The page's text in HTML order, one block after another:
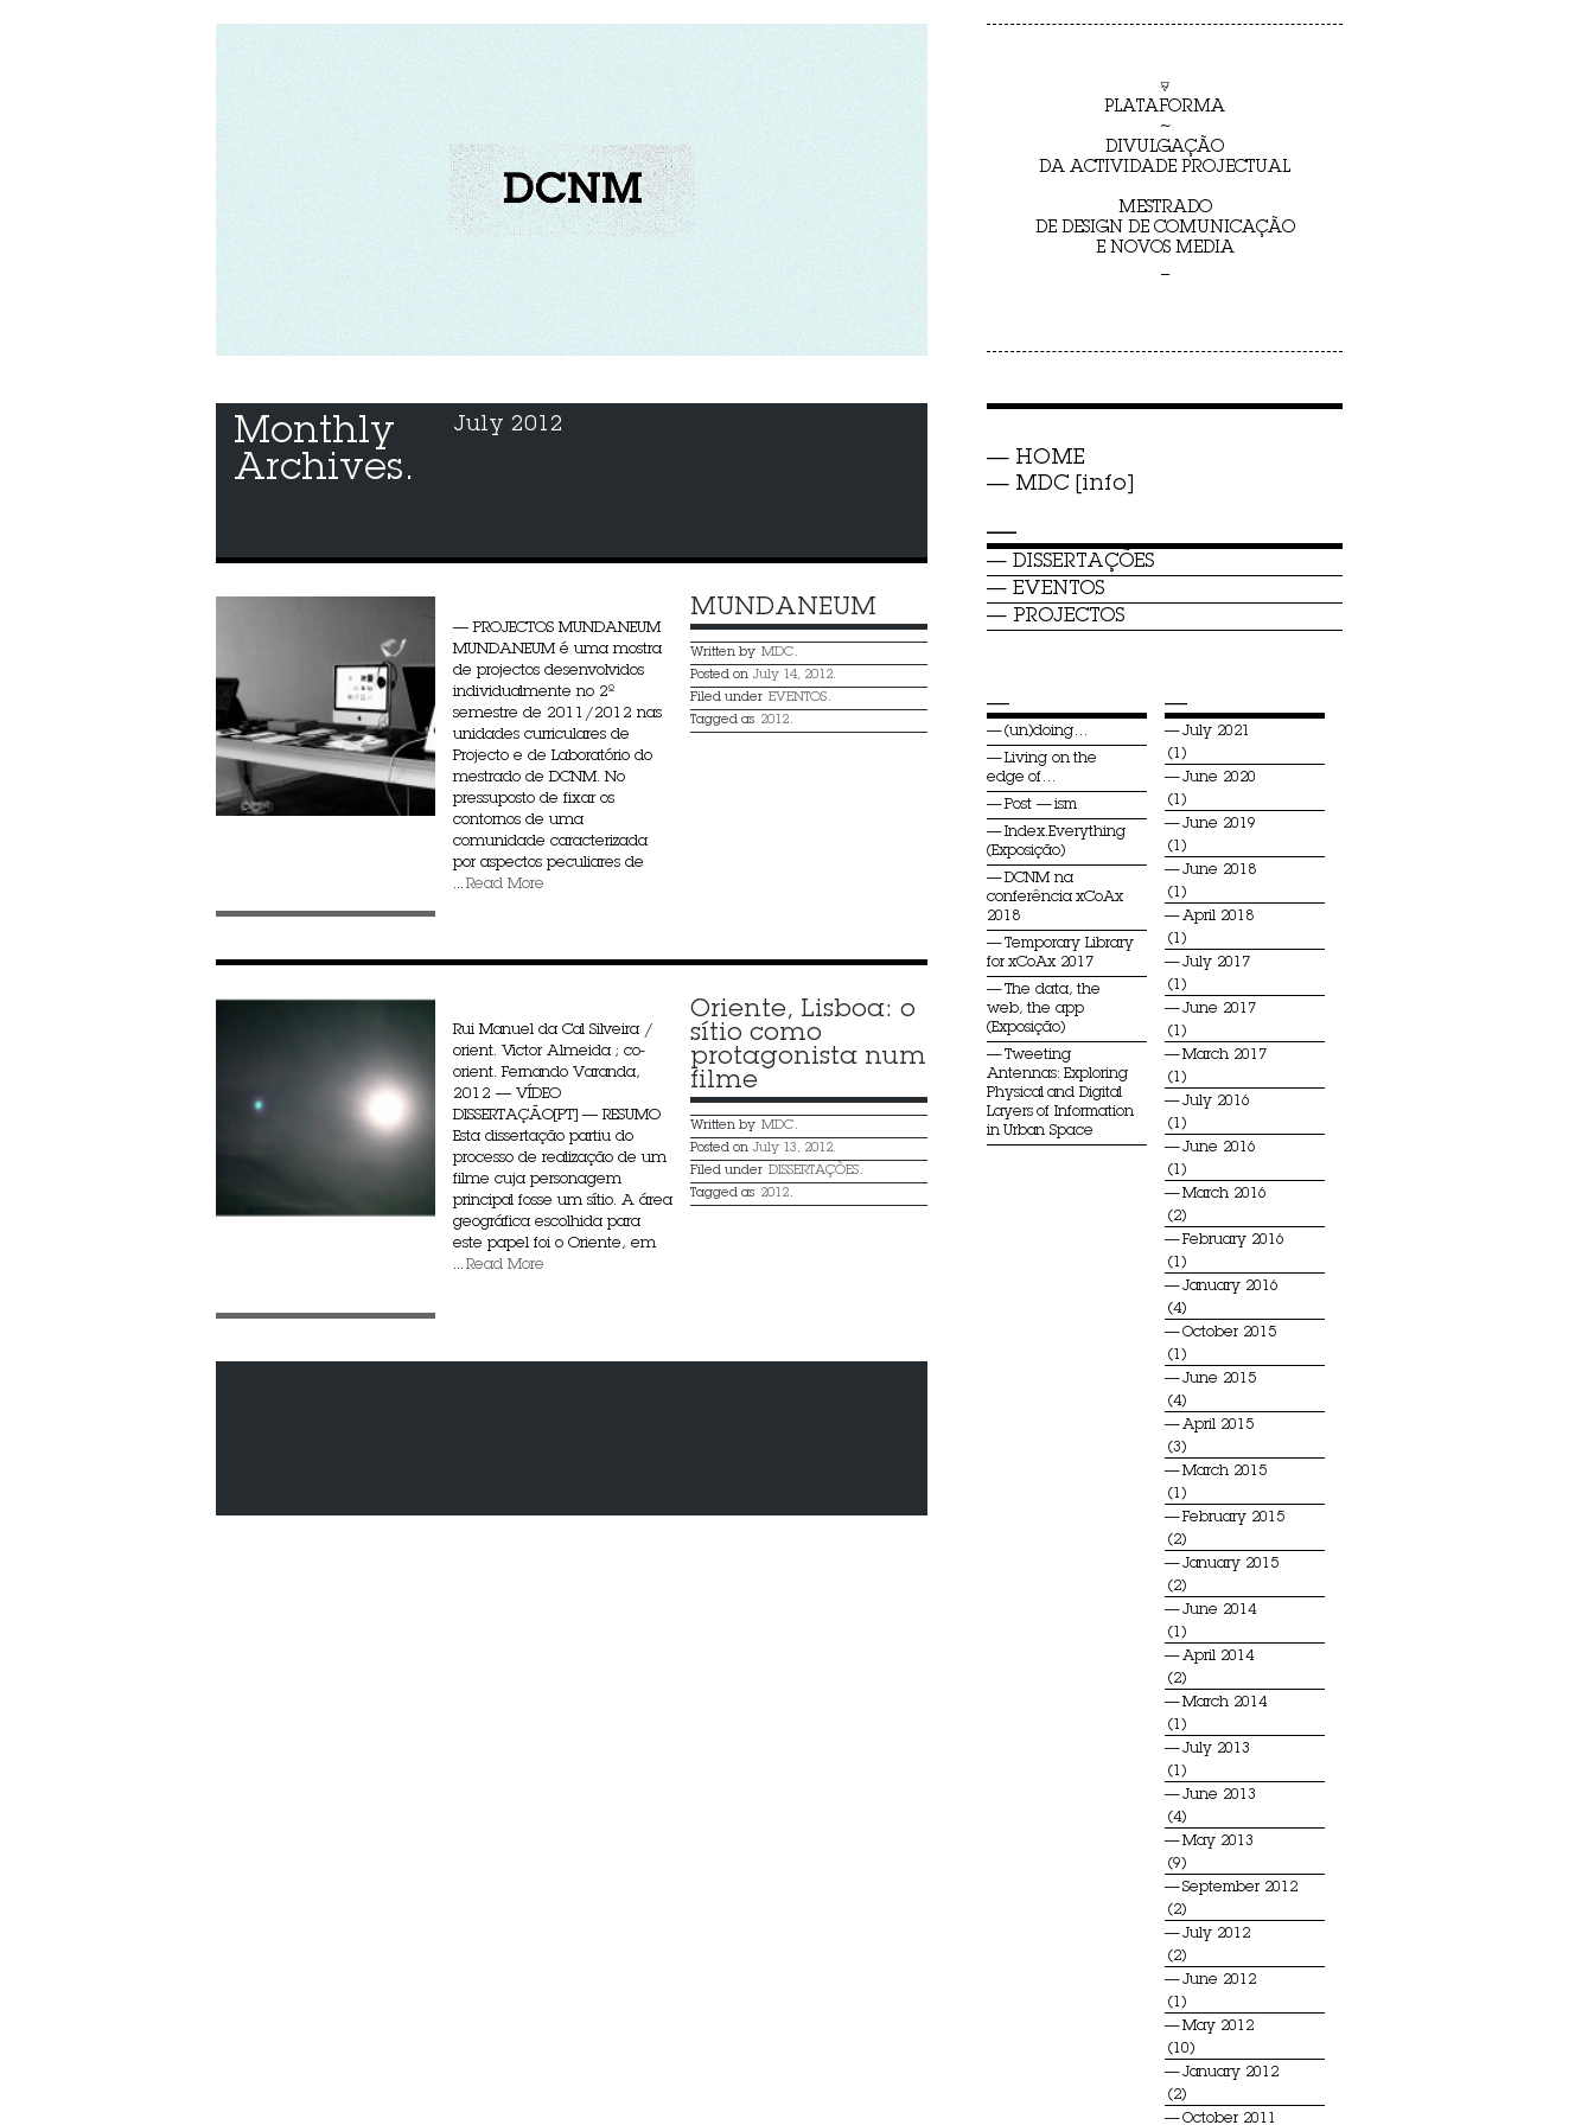
⍫
PLATAFORMA
~
DIVULGAÇÃO
DA ACTIVIDADE PROJECTUAL
MESTRADO
DE DESIGN DE COMUNICAÇÃO
E NOVOS MEDIA
Monthly
Archives.
July 2012
— PROJECTOS MUNDANEUM
MUNDANEUM é uma mostra
de projectos desenvolvidos
individualmente no 2º
semestre de 2011/2012 nas
unidades curriculares de
Projecto e de Laboratório do
mestrado de DCNM. No
pressuposto de fixar os
contornos de uma
comunidade caracterizada
por aspectos peculiares de
... Read More
MUNDANEUM
Written by MDC.
Posted on July 14, 2012.
Filed under EVENTOS.
Tagged as 2012.
Rui Manuel da Cal Silveira /
orient. Victor Almeida ; co-
orient. Fernando Varanda,
2012 — VÍDEO
DISSERTAÇÃO[PT] — RESUMO
Esta dissertação partiu do
processo de realização de um
filme cuja personagem
principal fosse um sítio. A área
geográfica escolhida para
este papel foi o Oriente, em
... Read More
Oriente, Lisboa: o
sítio como
protagonista num
filme
Written by MDC.
Posted on July 13, 2012.
Filed under DISSERTAÇÕES.
Tagged as 2012.
HOME
MDC [info]
—
DISSERTAÇÕES
EVENTOS
PROJECTOS
—
(un)doing…
Living on the
edge of…
Post — ism
Index.Everything
(Exposição)
DCNM na
conferência xCoAx
2018
Temporary Library
for xCoAx 2017
The data, the
web, the app
(Exposição)
Tweeting
Antennas: Exploring
Physical and Digital
Layers of Information
in Urban Space
—
July 2021
(1)
June 2020
(1)
June 2019
(1)
June 2018
(1)
April 2018
(1)
July 2017
(1)
June 2017
(1)
March 2017
(1)
July 2016
(1)
June 2016
(1)
March 2016
(2)
February 2016
(1)
January 2016
(4)
October 2015
(1)
June 2015
(4)
April 2015
(3)
March 2015
(1)
February 2015
(2)
January 2015
(2)
June 2014
(1)
April 2014
(2)
March 2014
(1)
July 2013
(1)
June 2013
(4)
May 2013
(9)
September 2012
(2)
July 2012
(2)
June 2012
(1)
May 2012
(10)
January 2012
(2)
October 2011